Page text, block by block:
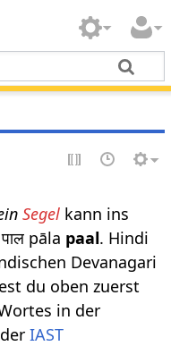
Segel kann ins
pāla paal. Hindi
Devanagari
du oben zuerst
in der
derIAST